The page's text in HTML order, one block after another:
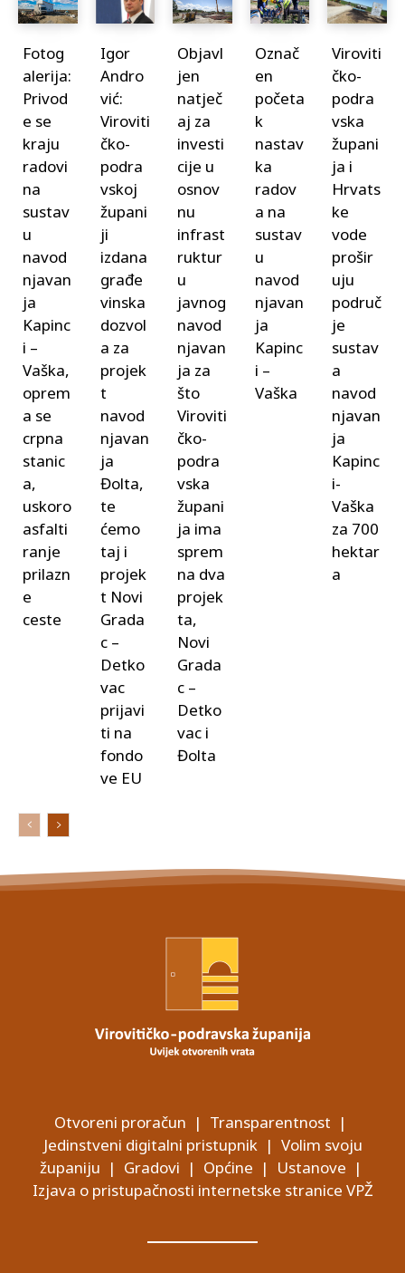
Fotog
alerija:
Privod
e se
kraju
radovi
na
sustav
u
navod
njavan
ja
Kapinc
i –
Vaška,
oprem
a se
crpna
stanic
a,
uskoro
asfalti
ranje
prilazn
e
ceste
Igor
Andro
vić:
Viroviti
čko-
podra
vskoj
župani
ji
izdana
građe
vinska
dozvol
a za
projek
t
navod
njavan
ja
Đolta,
te
ćemo
taj i
projek
t Novi
Grada
c –
Detko
vac
prijavi
ti na
fondo
ve EU
Objavl
jen
natječ
aj za
investi
cije u
osnov
nu
infrast
ruktur
u
javnog
navod
njavan
ja za
što
Viroviti
čko-
podra
vska
župani
ja ima
sprem
na dva
projek
ta,
Novi
Grada
c –
Detko
vac i
Đolta
Označ
en
početa
k
nastav
ka
radov
a na
sustav
u
navod
njavan
ja
Kapinc
i –
Vaška
Viroviti
čko-
podra
vska
župani
ja i
Hrvats
ke
vode
prošir
uju
područ
je
sustav
a
navod
njavan
ja
Kapinc
i-
Vaška
za 700
hektar
a
Otvoreni proračun | Transparentnost |
Jedinstveni digitalni pristupnik| Volim svoju
županiju | Gradovi | Općine | Ustanove |
Izjava o pristupačnosti internetske stranice VPŽ